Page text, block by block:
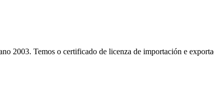
2003. Temos o certificado de licenza de importación e